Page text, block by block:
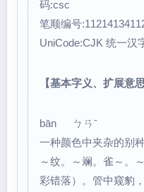
码:csc
笔顺编号
UniCode:CJK 统一汉
【基本字义、扩展意思
bān ㄅㄢˉ
一种颜色中夹杂的别
～纹。～斓。雀～。
彩错落）。管中窥豹